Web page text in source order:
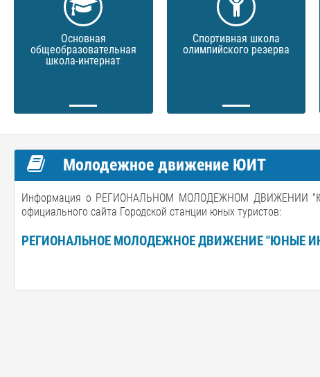
Основная
общеобразовательная
школа-интернат
Спортивная школа
олимпийского резерва
Молодежное движение ЮИТ
Информация о РЕГИОНАЛЬНОМ МОЛОДЕЖНОМ ДВИЖЕНИИ
официального сайта Городской станции юных туристов:
РЕГИОНАЛЬНОЕ МОЛОДЕЖНОЕ ДВИЖЕНИЕ "ЮНЫЕ